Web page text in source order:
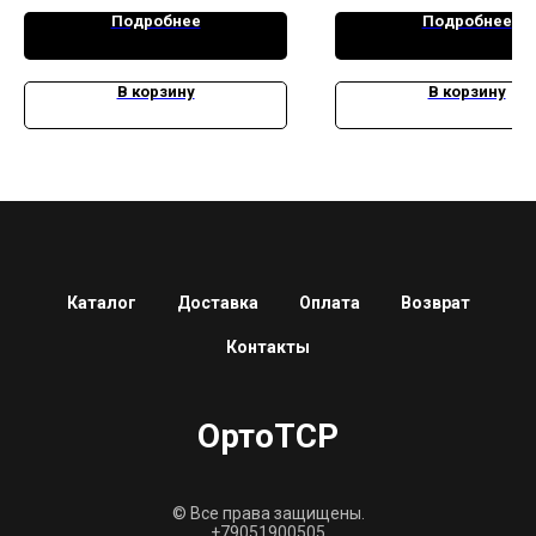
Подробнее
В корзину
Подробнее
В корзину
Каталог Доставка Оплата Возврат
Контакты
ОртоТСР
© Все права защищены.